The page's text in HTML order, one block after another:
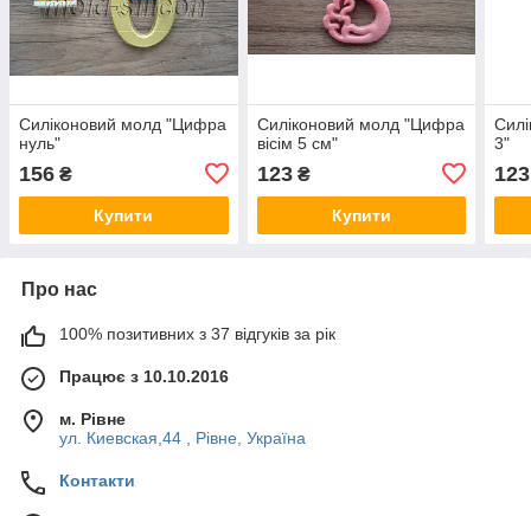
Силіконовий молд "Цифра
нуль"
156 ₴
Купити
Силіконовий молд "Цифра
вісім 5 см"
123₴
Купити
3"
123
Про нас
100% позитивних з 37 відгуків за рік
Працює з 10.10.2016
м. Рівне
ул. Киевская,44 , Рівне, Україна
Контакти